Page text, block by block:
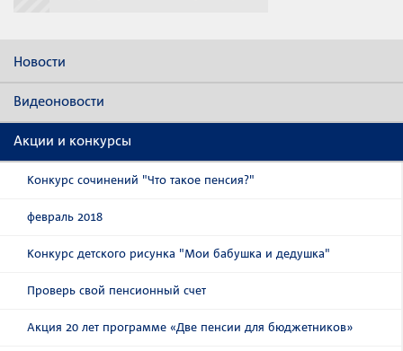
Новости
Видеоновости
Акции и конкурсы
Конкурс сочинений "Что такое пенсия?"
февраль 2018
Конкурс детского рисунка "Мои бабушка и дедушка"
Проверь свой пенсионный счет
Акция 20 лет программе «Две пенсии для бюджетников»